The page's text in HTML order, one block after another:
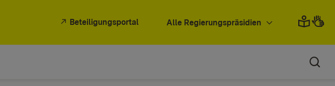
Beteiligungsportal Alle Regierungspräsidien